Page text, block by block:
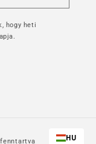
hogy heti
HU